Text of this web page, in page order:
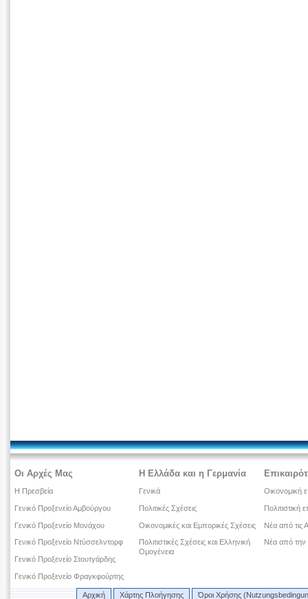
Οι Αρχές Μας
Η Πρεσβεία
Γενικό Προξενείο Αμβούργου
Γενικό Προξενείο Μονάχου
Γενικό Προξενείο Ντύσσελντορφ
Γενικό Προξενείο Στουτγάρδης
Γενικό Προξενείο Φραγκφούρτης
Η Ελλάδα και η Γερμανία
Γενικά
Πολιτικές Σχέσεις
Οικονομικές και Εμπορικές Σχέσεις
Πολιτιστικές Σχέσεις και Ελληνική
Ομογένεια
Οικονομική
Πολιτιστική
Νέα από τις
Νέα από την
Αρχική Χάρτης Πλοήγησης Όροι Χρήσης